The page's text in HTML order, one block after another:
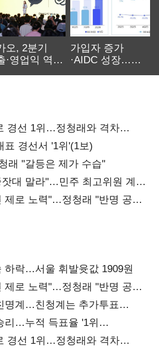
오, 2분기
·영업익 역대
가입자 증가
·AIDC 성장…
경선 1위…정청래와 격차
표 경선서 '1위'(1보)
래 "갈등은 제가 수습"
대 말라"…민주 최고위원 계파
제로 노력"…정청래 "반명 공세
하락…서울 휘발윳값 1909원
제로 노력"…정청래 "반명 공세
명계…친청계는 추가투표
리…누적 득표율 '1위
경선 1위…정청래와 격차